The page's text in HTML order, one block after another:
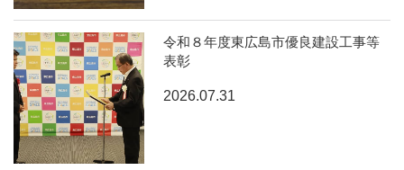
令和８年度東広島市優良建設工事等
表彰
2026.07.31